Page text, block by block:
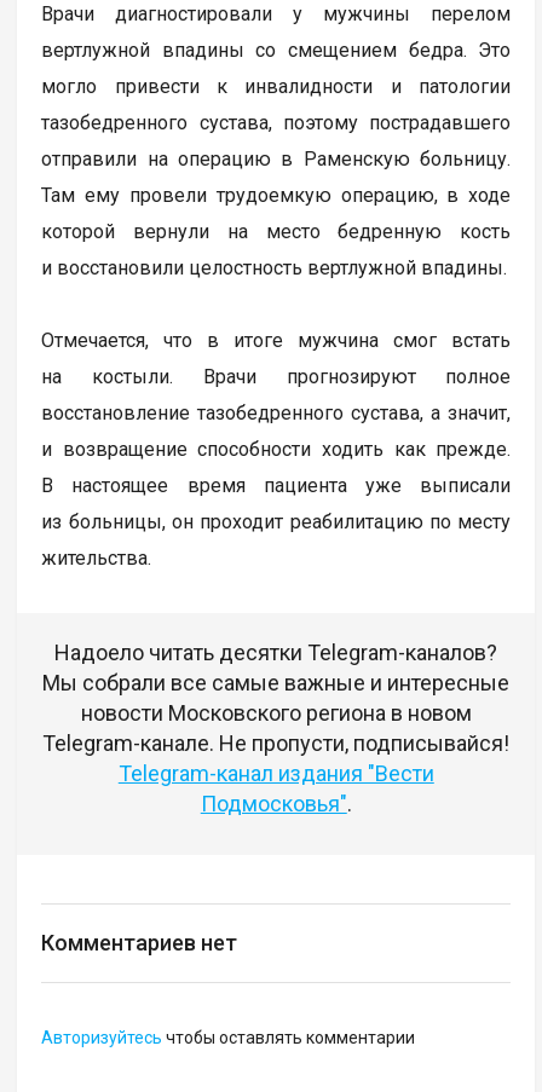
Врачи диагностировали у мужчины перелом
вертлужной впадины со смещением бедра. Это
могло привести к инвалидности и патологии
тазобедренного сустава, поэтому пострадавшего
отправили на операцию в Раменскую больницу.
Там ему провели трудоемкую операцию, в ходе
которой вернули на место бедренную кость
и восстановили целостность вертлужной впадины.
Отмечается, что в итоге мужчина смог встать
на костыли. Врачи прогнозируют полное
восстановление тазобедренного сустава, а значит,
и возвращение способности ходить как прежде.
В настоящее время пациента уже выписали
из больницы, он проходит реабилитацию по месту
жительства.
Надоело читать десятки Telegram-каналов?
Мы собрали все самые важные и интересные
новости Московского региона в новом
Telegram-канале. Не пропусти, подписывайся!
Telegram-канал издания "Вести
Подмосковья".
Комментариев нет
Авторизуйтесь чтобы оставлять комментарии